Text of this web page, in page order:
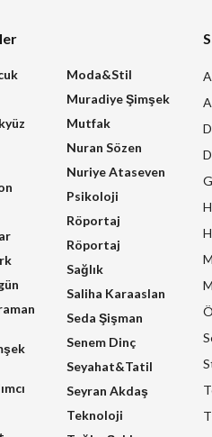
Moda&Stil
Muradiye Şimşek
Mutfak
Nuran Sözen
Nuriye Ataseven
Psikoloji
Röportaj
Röportaj
Sağlık
Saliha Karaaslan
Seda Şişman
Senem Dinç
Seyahat&Tatil
Seyran Akdaş
Teknoloji